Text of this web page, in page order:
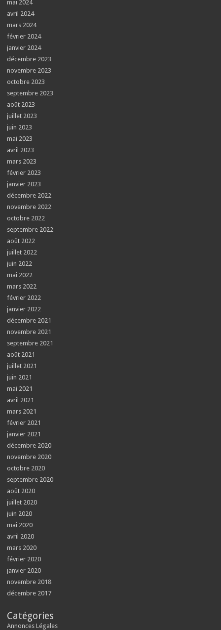
mai 2024
avril 2024
mars 2024
février 2024
janvier 2024
décembre 2023
novembre 2023
octobre 2023
septembre 2023
août 2023
juillet 2023
juin 2023
mai 2023
avril 2023
mars 2023
février 2023
janvier 2023
décembre 2022
novembre 2022
octobre 2022
septembre 2022
août 2022
juillet 2022
juin 2022
mai 2022
mars 2022
février 2022
janvier 2022
décembre 2021
novembre 2021
septembre 2021
août 2021
juillet 2021
juin 2021
mai 2021
avril 2021
mars 2021
février 2021
janvier 2021
décembre 2020
novembre 2020
octobre 2020
septembre 2020
août 2020
juillet 2020
juin 2020
mai 2020
avril 2020
mars 2020
février 2020
janvier 2020
novembre 2018
décembre 2017
Catégories
Annonces Légales